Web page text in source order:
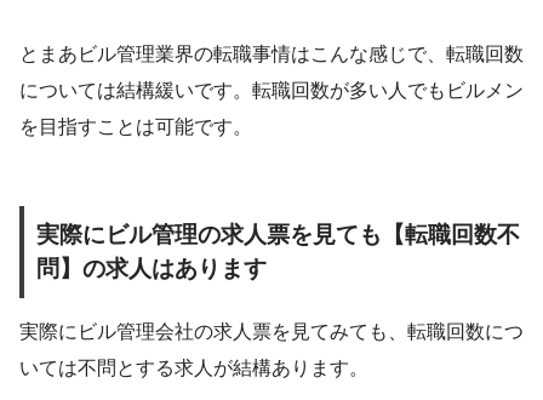
とまあビル管理業界の転職事情はこんな感じで、転職回数
については結構緩いです。転職回数が多い人でもビルメン
を目指すことは可能です。
実際にビル管理の求人票を見ても【転職回数不
問】の求人はあります
実際にビル管理会社の求人票を見てみても、転職回数につ
いては不問とする求人が結構あります。